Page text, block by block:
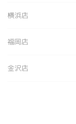
横浜店
福岡店
金沢店